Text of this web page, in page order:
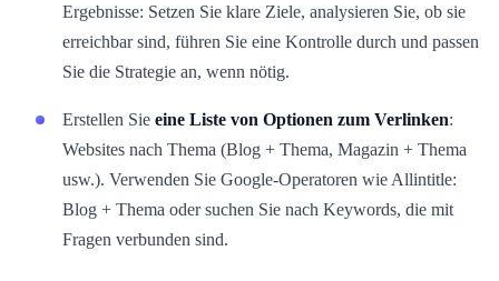
Ergebnisse: Setzen Sie klare Ziele, analysieren Sie, ob sie
erreichbar sind, führen Sie eine Kontrolle durch und passen
Sie die Strategie an, wenn nötig.
Erstellen Sie eine Liste von Optionen zum Verlinken:
Websites nach Thema (Blog + Thema, Magazin + Thema
usw.). Verwenden Sie Google-Operatoren wie Allintitle:
Blog + Thema oder suchen Sie nach Keywords, die mit
Fragen verbunden sind.